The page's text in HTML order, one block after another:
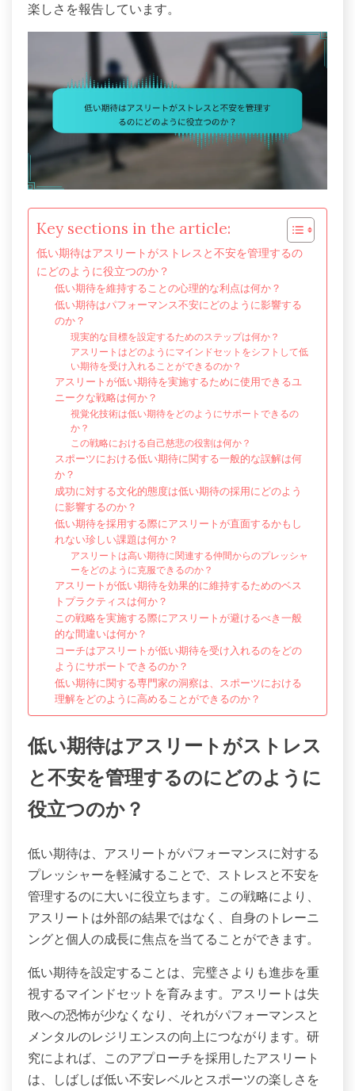
楽しさを報告しています。
Key sections in the article:
低い期待はアスリートがストレスと不安を管理するの
にどのように役立つのか？
低い期待を維持することの心理的な利点は何か？
低い期待はパフォーマンス不安にどのように影響する
のか？
現実的な目標を設定するためのステップは何か？
アスリートはどのようにマインドセットをシフトして低
い期待を受け入れることができるのか？
アスリートが低い期待を実施するために使用できるユ
ニークな戦略は何か？
視覚化技術は低い期待をどのようにサポートできるの
か？
この戦略における自己慈悲の役割は何か？
スポーツにおける低い期待に関する一般的な誤解は何
か？
成功に対する文化的態度は低い期待の採用にどのよう
に影響するのか？
低い期待を採用する際にアスリートが直面するかもし
れない珍しい課題は何か？
アスリートは高い期待に関連する仲間からのプレッシャ
ーをどのように克服できるのか？
アスリートが低い期待を効果的に維持するためのベス
トプラクティスは何か？
この戦略を実施する際にアスリートが避けるべき一般
的な間違いは何か？
コーチはアスリートが低い期待を受け入れるのをどの
ようにサポートできるのか？
低い期待に関する専門家の洞察は、スポーツにおける
理解をどのように高めることができるのか？
低い期待はアスリートがストレス
と不安を管理するのにどのように
役立つのか？
低い期待は、アスリートがパフォーマンスに対する
プレッシャーを軽減することで、ストレスと不安を
管理するのに大いに役立ちます。この戦略により、
アスリートは外部の結果ではなく、自身のトレーニ
ングと個人の成長に焦点を当てることができます。
低い期待を設定することは、完璧さよりも進歩を重
視するマインドセットを育みます。アスリートは失
敗への恐怖が少なくなり、それがパフォーマンスと
メンタルのレジリエンスの向上につながります。研
究によれば、このアプローチを採用したアスリート
は、しばしば低い不安レベルとスポーツの楽しさを